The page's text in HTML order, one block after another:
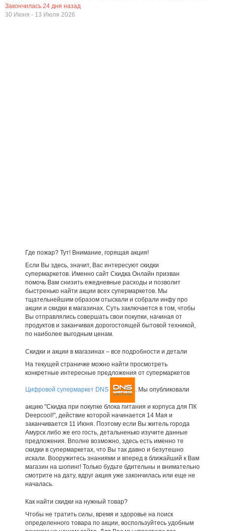
Закончилась 24 дня назад
30 Июня - 13 Июля 2026
Где пожар? Тут! Внимание, горящая акция!
Если Вы здесь, значит, Вас интересуют скидки
супермаркетов. Именно сайт Скидка Онлайн призван
помочь Вам снизить ежедневные расходы и позволит
быстренько найти акции всех супермаркетов. Мы
тщательнейшим образом отыскали и собрали инфу про
акции и скидки в магазинах. Суть заключается в том, чтобы
Вы отправлялись совершать свои покупки, начиная от
продуктов и заканчивая дорогостоящей бытовой техникой,
по наиболее выгодным ценам.
Скидки и акции в магазинах – все подробности и детали
На текущей страничке можно найти просмотреть
конкретные интересные предложения от супермаркетов
Цифровой супермаркет DNS . Мы опубликовали
акцию "Скидка при покупке блока питания и корпуса для ПК
Deepcool!", действие которой начинается 14 Мая и
заканчивается 11 Июня. Поэтому если Вы житель города
Амурск либо же его гость, детальненько изучите данные
предложения. Вполне возможно, здесь есть именно те
скидки в супермаркетах, что Вы так давно и безутешно
искали. Вооружитесь знаниями и вперед в ближайший к Вам
магазин на шопинг! Только будьте бдительны и внимательно
смотрите на дату, вдруг акция уже закончилась или еще не
началась.
Как найти скидки на нужный товар?
Чтобы не тратить силы, время и здоровье на поиск
определенного товара по акции, воспользуйтесь удобным